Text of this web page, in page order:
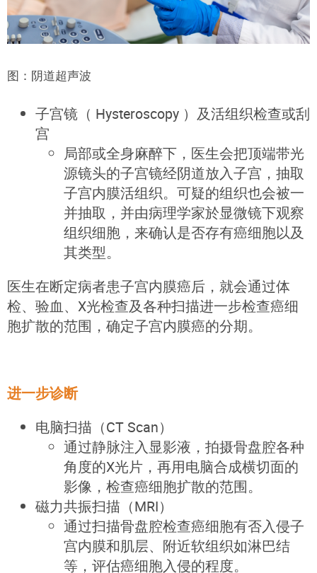
图：阴道超声波
子宫镜（ Hysteroscopy ）及活组织检查或刮
宫
局部或全身麻醉下，医生会把顶端带光
源镜头的子宫镜经阴道放入子宫，抽取
子宫内膜活组织。可疑的组织也会被一
并抽取，并由病理学家於显微镜下观察
组织细胞，来确认是否存有癌细胞以及
其类型。
医生在断定病者患子宫内膜癌后，就会通过体
检、验血、X光检查及各种扫描进一步检查癌细
胞扩散的范围，确定子宫内膜癌的分期。
进一步诊断
电脑扫描（CT Scan）
通过静脉注入显影液，拍摄骨盘腔各种
角度的X光片，再用电脑合成横切面的
影像，检查癌细胞扩散的范围。
磁力共振扫描（MRI）
通过扫描骨盘腔检查癌细胞有否入侵子
宫内膜和肌层、附近软组织如淋巴结
等，评估癌细胞入侵的程度。